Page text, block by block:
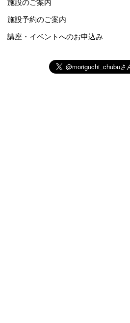
施設のご案内
施設予約のご案内
講座・イベントへのお申込み